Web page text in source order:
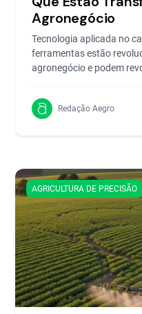
Agronegócio
Tecnologia aplicada no
ferramentas estão
agronegócio e podem
Redação Aegro
AGRICULTURA DE PRECISÃO